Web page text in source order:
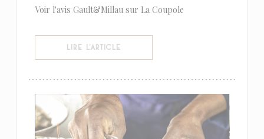
Voir l'avis Gault&Millau sur La Coupole
LIRE L'ARTICLE((OUVRE UNE NOUVELLE FENÊTRE))